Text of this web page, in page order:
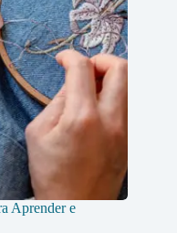
Aprender e